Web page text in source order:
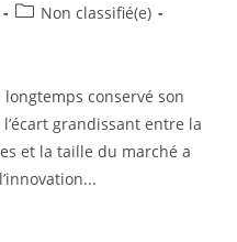
Non classifié(e)
conservé son
grandissant entre la
et la taille du marché a